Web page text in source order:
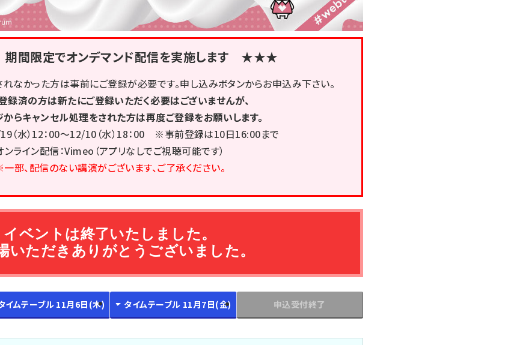
限定でオンデマンド配信を実施します ★★★
なかった方は事前にご登録が必要です。申し込みボタンからお申込み下さい。
録済の方は新たにご登録いただく必要はございませんが、
らキャンセル処理をされた方は再度ご登録をお願いします。
（水）12：00～12/10（水）18：00 ※事前登録は10日16:00まで
ンライン配信：Vimeo（アプリなしでご視聴可能です）
部、配信のない講演がございます、ご了承ください。
イベントは終了いたしました。
いただきありがとうございました。
イムテーブル 11月6日(木) タイムテーブル 11月7日(金) 申込受付終了